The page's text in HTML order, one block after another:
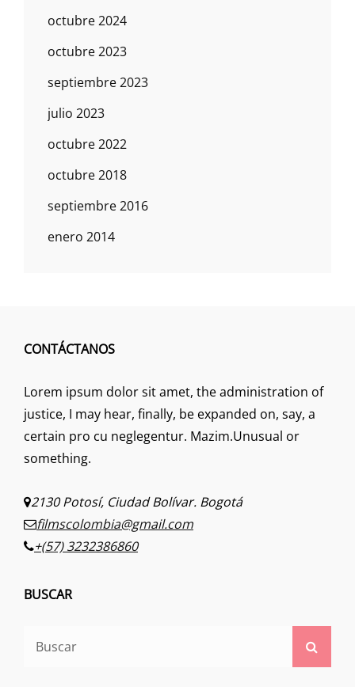
octubre 2024
octubre 2023
septiembre 2023
julio 2023
octubre 2022
octubre 2018
septiembre 2016
enero 2014
CONTÁCTANOS
Lorem ipsum dolor sit amet, the administration of
justice, I may hear, finally, be expanded on, say, a
certain pro cu neglegentur. Mazim.Unusual or
something.
2130 Potosí, Ciudad Bolívar. Bogotá
filmscolombia@gmail.com
+(57) 3232386860
BUSCAR